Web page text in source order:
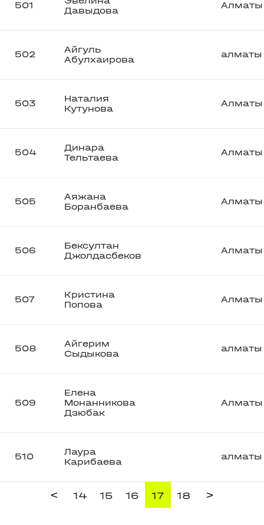
501
Давыдова
Алматы
502
Айгуль
Абулхаирова
алматы
503
Наталия
Кутунова
Алматы
504
Динара
Тельтаева
Алматы
505
Аяжана
Боранбаева
Алматы
506
Бексултан
Джолдасбеков
Алматы
507
Кристина
Попова
Алматы
508
Айгерим
Сыдыкова
алматы
509
Елена
Монанникова
Дзюбак
Алматы
510
Лаура
Карибаева
алматы
< 14 15 16 17 18 >